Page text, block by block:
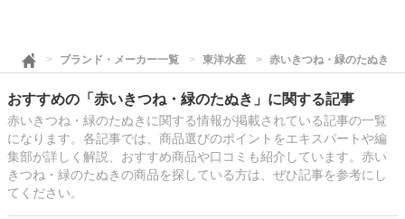
ブランド・メーカー一覧 東洋水産 赤いきつね・緑のたぬき
おすすめの「赤いきつね・緑のたぬき」に関する記事
赤いきつね・緑のたぬきに関する情報が掲載されている記事の一覧
になります。各記事では、商品選びのポイントをエキスパートや編
集部が詳しく解説、おすすめ商品や口コミも紹介しています。赤い
きつね・緑のたぬきの商品を探している方は、ぜひ記事を参考にし
てください。